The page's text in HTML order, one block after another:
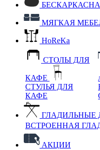
МЯГКАЯ
HoReKa
СТОЛЫ ДЛЯ
КАФЕ
СТУЛЬЯ ДЛЯ
КАФЕ
ГЛАДИЛЬНЫЕ
ВСТРОЕННАЯ
АКЦИИ